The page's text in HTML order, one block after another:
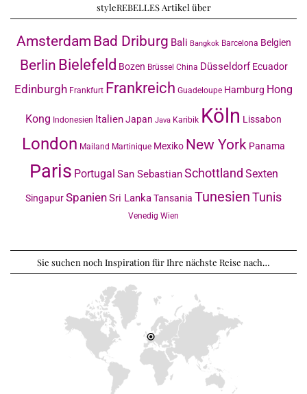
styleREBELLES Artikel über
Amsterdam Bad Driburg Bali Bangkok Barcelona Belgien
Berlin Bielefeld Bozen Brüssel China Düsseldorf Ecuador
Edinburgh Frankfurt Frankreich Guadeloupe Hamburg Hong
Kong Indonesien ItalienJapan Java Karibik Köln Lissabon
London Mailand Martinique Mexiko New York Panama
Paris Portugal San SebastianSchottland Sexten
SingapurSpanienSri LankaTansania TunesienTunis
Venedig Wien
Sie suchen noch Inspiration für Ihre nächste Reise nach…